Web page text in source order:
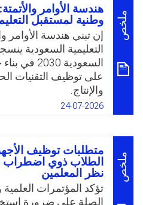
ملخص
هندسة الأوامر
وطنية لمستقبل
إن تبني هندسة الأوامر
التعليمية السعودية
السعودية
على توظيف التقنيات
والإنتاج.
ومع إطلاق المملكة
منظومة التشريعات
الاستخدام الأخلاقي
الجامعي ركيزة أساسية
وتوجيه الذكاء
والهوية الوطنية.
وعليه، فإن المستقبل
اليوم عبر أدوات الذكاء
24-07-2026
ملخص
متطلبات توظيف
الطلاب ذوي
نظر المعلمين
تؤكد المؤتمرات